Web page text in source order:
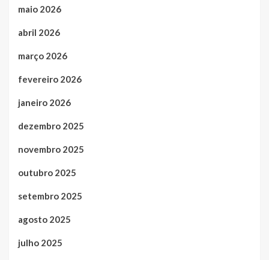
maio 2026
abril 2026
março 2026
fevereiro 2026
janeiro 2026
dezembro 2025
novembro 2025
outubro 2025
setembro 2025
agosto 2025
julho 2025